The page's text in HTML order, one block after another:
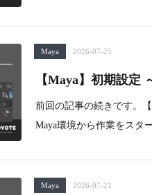
Maya 2026-07-25
【Maya】初期設定
前回の記事の続きです。
Maya環境から作業をスタ
Maya 2026-07-21